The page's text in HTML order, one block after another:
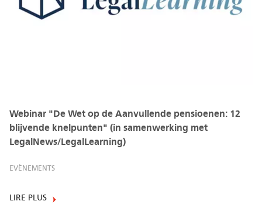
Webinar "De Wet op de Aanvullende pensioenen: 12
blijvende knelpunten" (in samenwerking met
LegalNews/LegalLearning)
EVÈNEMENTS
LIRE PLUS